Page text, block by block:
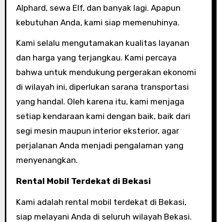
Alphard, sewa Elf, dan banyak lagi. Apapun
kebutuhan Anda, kami siap memenuhinya.
Kami selalu mengutamakan kualitas layanan
dan harga yang terjangkau. Kami percaya
bahwa untuk mendukung pergerakan ekonomi
di wilayah ini, diperlukan sarana transportasi
yang handal. Oleh karena itu, kami menjaga
setiap kendaraan kami dengan baik, baik dari
segi mesin maupun interior eksterior, agar
perjalanan Anda menjadi pengalaman yang
menyenangkan.
Rental Mobil Terdekat di Bekasi
Kami adalah rental mobil terdekat di Bekasi,
siap melayani Anda di seluruh wilayah Bekasi.